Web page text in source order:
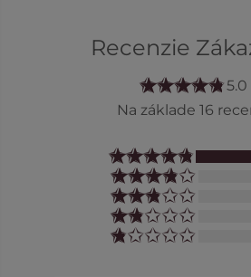
Recenzie
5.0
Na základe 16